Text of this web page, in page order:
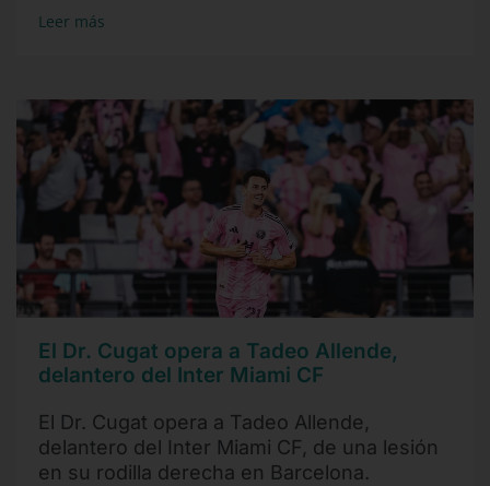
Leer más
El Dr. Cugat opera a Tadeo Allende,
delantero del Inter Miami CF
El Dr. Cugat opera a Tadeo Allende,
delantero del Inter Miami CF, de una lesión
en su rodilla derecha en Barcelona.